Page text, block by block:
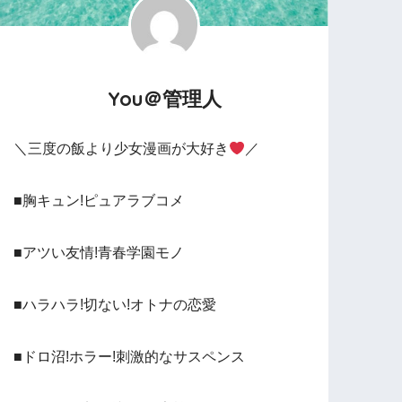
You＠管理人
＼三度の飯より少女漫画が大好き ／
■胸キュン!ピュアラブコメ
■アツい友情!青春学園モノ
■ハラハラ!切ない!オトナの恋愛
■ドロ沼!ホラー!刺激的なサスペンス